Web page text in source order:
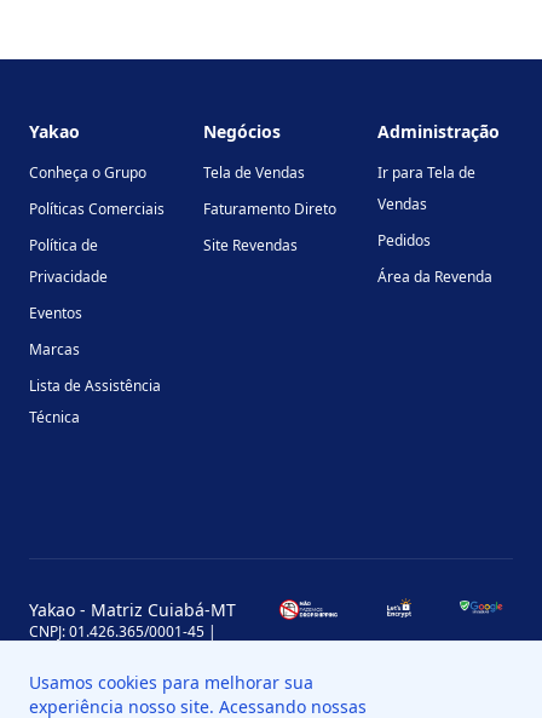
Yakao
Conheça o Grupo
Políticas Comerciais
Política de
Privacidade
Eventos
Marcas
Lista de Assistência
Técnica
Negócios
Tela de Vendas
Faturamento Direto
Site Revendas
Administração
Ir para Tela de
Vendas
Pedidos
Área da Revenda
Yakao - Matriz Cuiabá-MT
CNPJ: 01.426.365/0001-45 |
Leblon, MT, Brasil, CEP 78060-000
Usamos cookies para melhorar sua
experiência nosso site. Acessando nossas